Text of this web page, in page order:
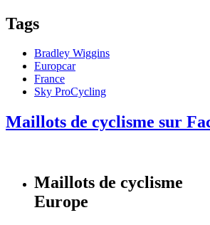
Tags
Bradley Wiggins
Europcar
France
Sky ProCycling
Maillots de cyclisme sur
Maillots de cyclisme
Europe